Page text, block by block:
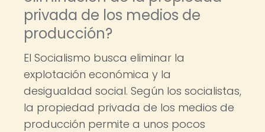
privada de los medios de
producción?
El Socialismo busca eliminar la
explotación económica y la
desigualdad social. Según los socialistas,
la propiedad privada de los medios de
producción permite a unos pocos